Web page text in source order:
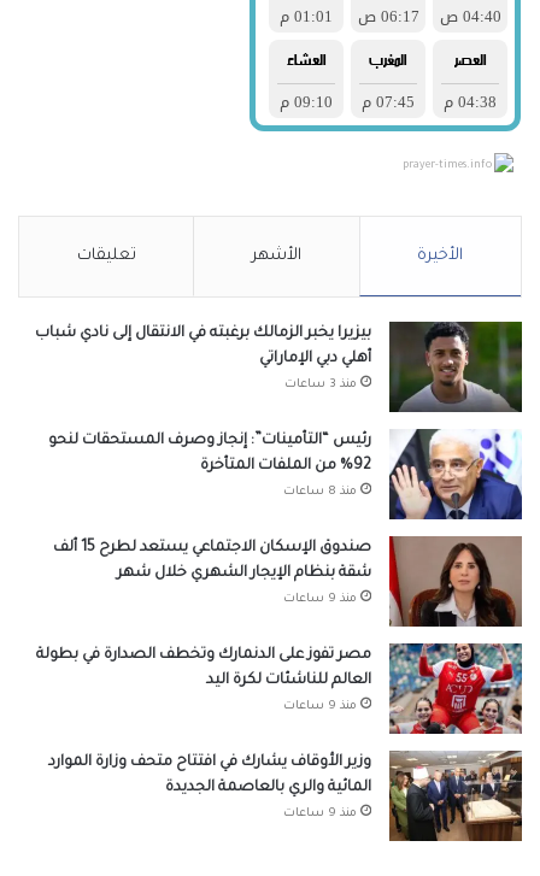
prayer-times.info
الأخيرة الأشهر تعليقات
بيزيرا يخبر الزمالك برغبته في الانتقال إلى نادي شباب
أهلي دبي الإماراتي
منذ 3 ساعات
رئيس “التأمينات”: إنجاز وصرف المستحقات لنحو
92% من الملفات المتأخرة
منذ 8 ساعات
صندوق الإسكان الاجتماعي يستعد لطرح 15 ألف
شقة بنظام الإيجار الشهري خلال شهر
منذ 9 ساعات
مصر تفوز على الدنمارك وتخطف الصدارة في بطولة
العالم للناشئات لكرة اليد
منذ 9 ساعات
وزير الأوقاف يشارك في افتتاح متحف وزارة الموارد
المائية والري بالعاصمة الجديدة
منذ 9 ساعات